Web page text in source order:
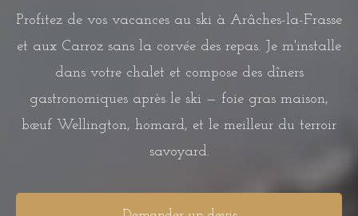
Profitez de vos vacances au ski à Arâches-la-Frasse
et aux Carroz sans la corvée des repas. Je m'installe
dans votre chalet et compose des dîners
gastronomiques après le ski — foie gras maison,
bœuf Wellington, homard, et le meilleur du terroir
savoyard.